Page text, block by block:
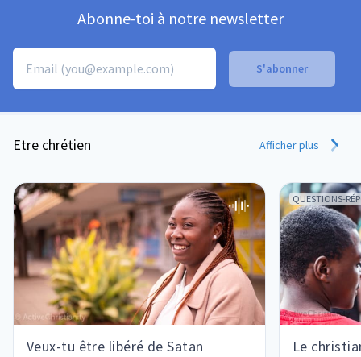
Abonne-toi à notre newsletter
Etre chrétien Afficher plus
Veux-tu être libéré de Satan
QUESTIONS-
Le